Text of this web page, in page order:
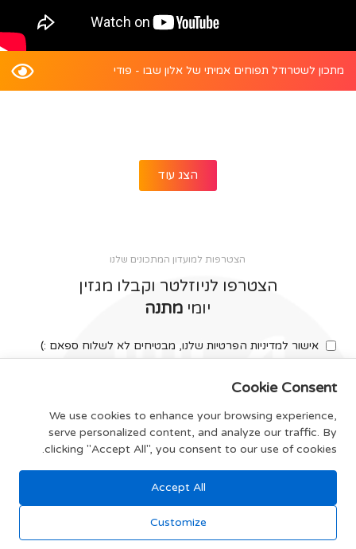
מתכון לשטרודל תפוחים אמיתי של אלון שבו - פודי
הצג עוד
הצטרפות למועדון המתכונים שלנו
הצטרפו לניוזלטר וקבלו מגזין
יומי מתנה
אישור למדיניות הפרטיות שלנו, מבטיחים לא לשלוח ספאם :)
צרפו אותי
תקנון האתר
Cookie Consent
We use cookies to enhance your browsing experience,
serve personalized content, and analyze our traffic. By
clicking "Accept All", you consent to our use of cookies.
Accept All
Customize